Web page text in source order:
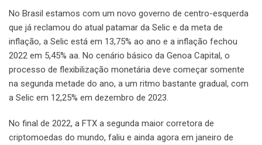
No Brasil estamos com um novo governo de centro-esquerda
que já reclamou do atual patamar da Selic e da meta de
inflação, a Selic está em 13,75% ao ano e a inflação fechou
2022 em 5,45% aa. No cenário básico da Genoa Capital, o
processo de flexibilização monetária deve começar somente
na segunda metade do ano, a um ritmo bastante gradual, com
a Selic em 12,25% em dezembro de 2023.
No final de 2022, a FTX a segunda maior corretora de
criptomoedas do mundo, faliu e ainda agora em janeiro de